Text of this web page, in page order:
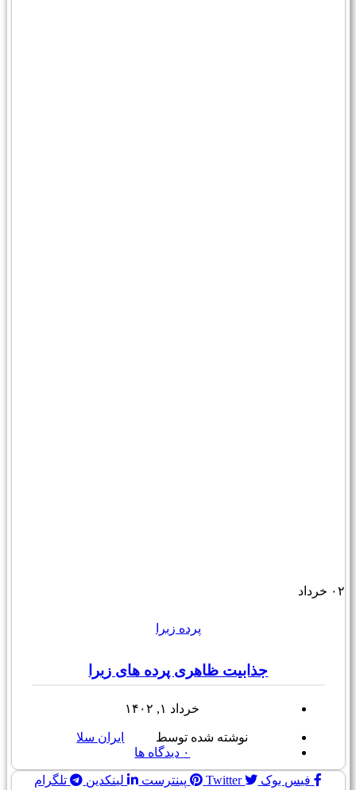
۰۲ خرداد
پرده زبرا
جذابیت ظاهری پرده های زبرا
خرداد ۱, ۱۴۰۲
نوشته شده توسط
ایران سلا
۰ دیدگاه ها
فیس بوک Twitter پینترست لینکدین تلگرام